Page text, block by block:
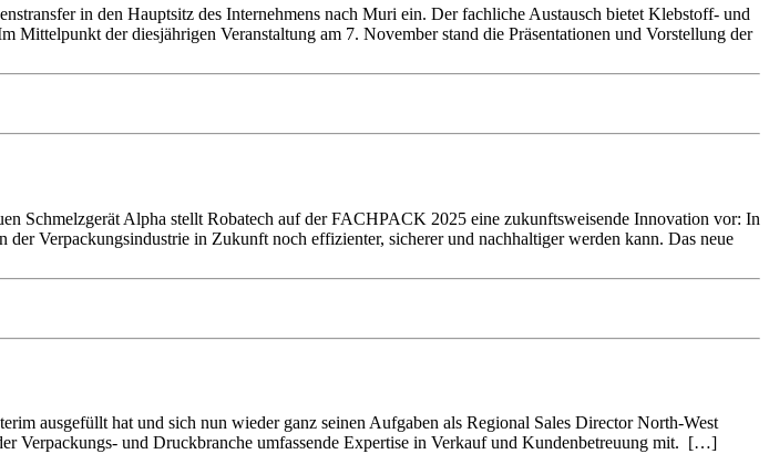
in den Hauptsitz des Internehmens nach Muri ein. Der fachliche Austausch bietet Klebstoff- und
der diesjährigen Veranstaltung am 7. November stand die Präsentationen und Vorstellung der
Alpha stellt Robatech auf der FACHPACK 2025 eine zukunftsweisende Innovation vor: In
Verpackungsindustrie in Zukunft noch effizienter, sicherer und nachhaltiger werden kann. Das neue
ausgefüllt hat und sich nun wieder ganz seinen Aufgaben als Regional Sales Director North-West
Verpackungs- und Druckbranche umfassende Expertise in Verkauf und Kundenbetreuung mit. […]